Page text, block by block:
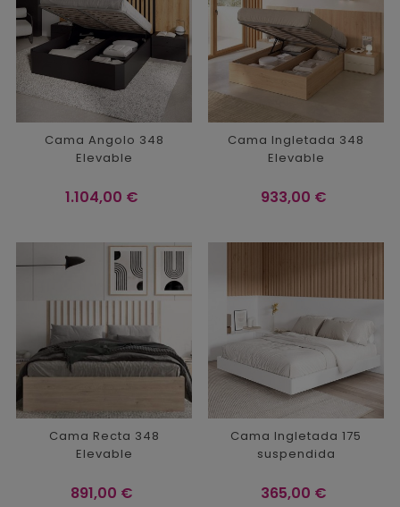
Cama Angolo 348
Elevable
Precio
1.104,00 €
Cama Ingletada 348
Elevable
Precio
933,00 €
Cama Recta 348
Elevable
Precio
891,00 €
Cama Ingletada 175
suspendida
Precio
365,00 €